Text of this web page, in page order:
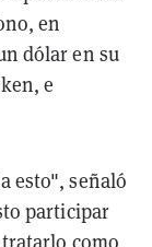
en
dólar en su
e
esto", señaló
participar